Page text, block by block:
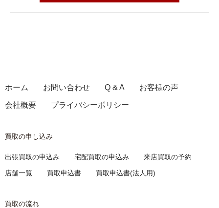
ホーム お問い合わせ Q & A お客様の声
会社概要 プライバシーポリシー
買取の申し込み
出張買取の申込み 宅配買取の申込み 来店買取の予約
店舗一覧 買取申込書 買取申込書(法人用)
買取の流れ